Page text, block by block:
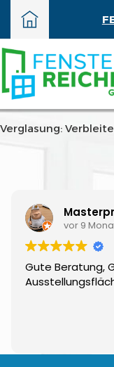
Verglasung:
vor 9
Gute Beratung,